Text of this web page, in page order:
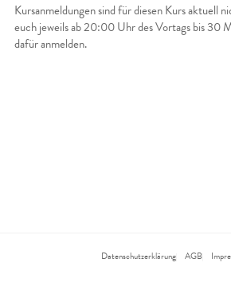
Kursanmeldungen sind für diesen Kurs aktuell
euch jeweils ab 20:00 Uhr des Vortags bis 30
dafür anmelden.
Datenschutzerklärung AGB